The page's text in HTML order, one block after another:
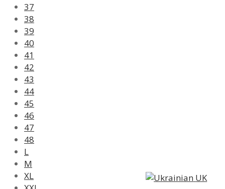
37
38
39
40
41
42
43
44
45
46
47
48
L
M
XL
UK